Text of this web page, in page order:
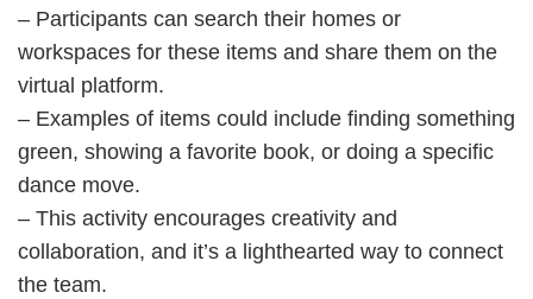
– Participants can search their homes or
workspaces for these items and share them on the
virtual platform.
– Examples of items could include finding something
green, showing a favorite book, or doing a specific
dance move.
– This activity encourages creativity and
collaboration, and it’s a lighthearted way to connect
the team.